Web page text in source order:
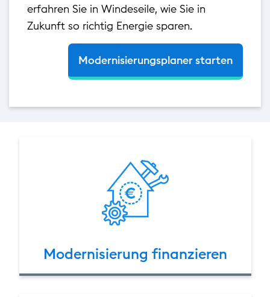
erfahren Sie in Windeseile, wie Sie in
Zukunft so richtig Energie sparen.
Modernisierungsplaner starten
Modernisierung finanzieren